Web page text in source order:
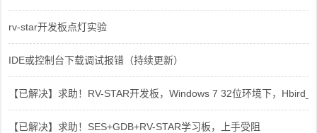
rv-star开发板点灯实验
IDE或控制台下载调试报错（持续更新）
【已解决】求助！RV-STAR开发板，Windows 7 32位环境下，
【已解决】求助！SES+GDB+RV-STAR学习板，上手受阻